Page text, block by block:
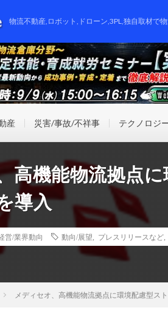
物流不動産,ロボット,ドローン,3PL,独自取材で
産 災害/事故/不祥事 テクノロジ
高機能物流拠点
導入
営/業界動向 動向/展望 プレスリリースなど
メディセオ、高機能物流拠点に環境配慮型ス